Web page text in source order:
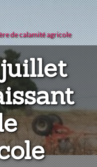
de calamité agricole